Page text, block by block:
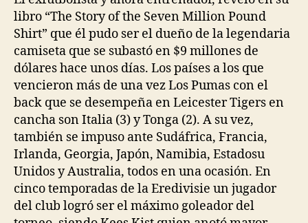
libro “The Story of the Seven Million Pound
Shirt” que él pudo ser el dueño de la legendaria
camiseta que se subastó en $9 millones de
dólares hace unos días. Los países a los que
vencieron más de una vez Los Pumas con el
back que se desempeña en Leicester Tigers en
cancha son Italia (3) y Tonga (2). A su vez,
también se impuso ante Sudáfrica, Francia,
Irlanda, Georgia, Japón, Namibia, Estadosu
Unidos y Australia, todos en una ocasión. En
cinco temporadas de la Eredivisie un jugador
del club logró ser el máximo goleador del